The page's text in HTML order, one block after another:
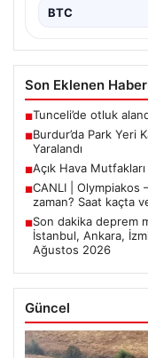
BTC
Son Eklenen
■Tunceli’de otluk
■Burdur’da Park Yeri
Yaralandı
■Açık Hava
■CANLI | Olympiakos
zaman? Saat kaçta
■Son dakika deprem
İstanbul, Ankara,
Ağustos 2026
Güncel